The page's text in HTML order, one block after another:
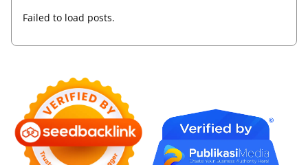
Failed to load posts.